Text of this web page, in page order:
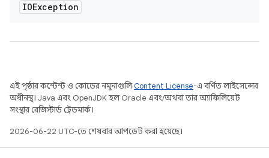
IOException
এই পৃষ্ঠার কন্টেন্ট ও কোডের নমুনাগুলিContent License-এ বর্ণিত লাইসেন্সের
অধীনস্থ। Java এবং OpenJDK হল Oracle এবং/অথবা তার অ্যাফিলিয়েট
সংস্থার রেজিস্টার্ড ট্রেডমার্ক।
2026-06-22 UTC-তে শেষবার আপডেট করা হয়েছে।